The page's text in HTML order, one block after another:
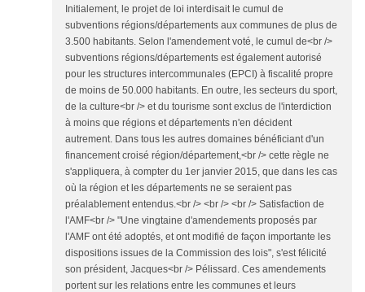
Initialement, le projet de loi interdisait le cumul de
subventions régions/départements aux communes de plus de
3.500 habitants. Selon l'amendement voté, le cumul de<br />
subventions régions/départements est également autorisé
pour les structures intercommunales (EPCI) à fiscalité propre
de moins de 50.000 habitants. En outre, les secteurs du sport,
de la culture<br /> et du tourisme sont exclus de l'interdiction
à moins que régions et départements n'en décident
autrement. Dans tous les autres domaines bénéficiant d'un
financement croisé région/département,<br /> cette règle ne
s'appliquera, à compter du 1er janvier 2015, que dans les cas
où la région et les départements ne se seraient pas
préalablement entendus.<br /> <br /> <br /> Satisfaction de
l'AMF<br /> "Une vingtaine d'amendements proposés par
l'AMF ont été adoptés, et ont modifié de façon importante les
dispositions issues de la Commission des lois", s'est félicité
son président, Jacques<br /> Pélissard. Ces amendements
portent sur les relations entre les communes et leurs